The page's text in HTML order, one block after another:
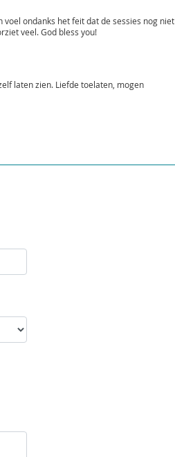
ondanks het feit dat de sessies nog niet
veel. God bless you!
laten zien. Liefde toelaten, mogen